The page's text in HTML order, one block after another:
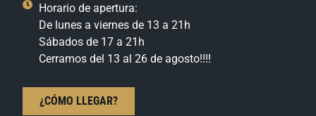
Horario de apertura:
De lunes a viernes de 13 a 21h
Sábados de 17 a 21h
Cerramos del 13 al 26 de agosto!!!!
¿CÓMO LLEGAR?